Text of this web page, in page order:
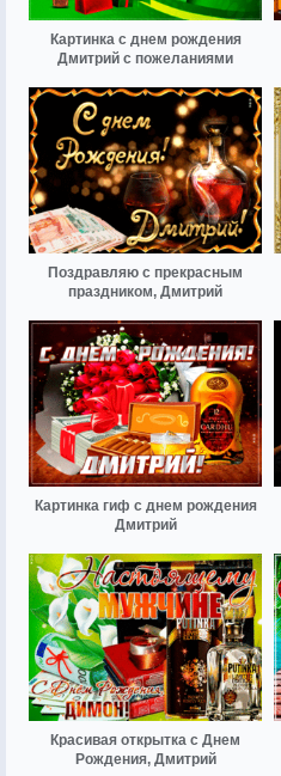
Картинка с днем рождения
Дмитрий с пожеланиями
Поздравляю с прекрасным
праздником, Дмитрий
Картинка гиф с днем рождения
Дмитрий
Красивая открытка с Днем
Рождения, Дмитрий